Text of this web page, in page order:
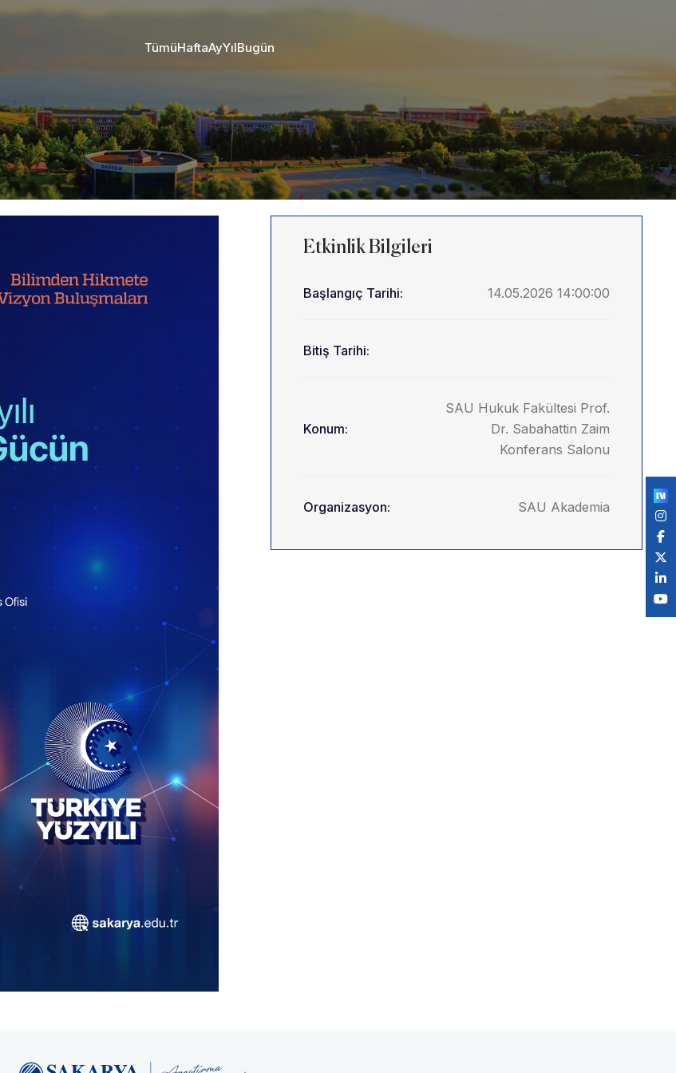
TümüHaftaAyYılBugün
Etkinlik Bilgileri
Başlangıç Tarihi: 14.05.2026 14:00:00
Bitiş Tarihi:
Konum:
SAU Hukuk Fakültesi Prof.
Dr. Sabahattin Zaim
Konferans Salonu
Organizasyon: SAU Akademia